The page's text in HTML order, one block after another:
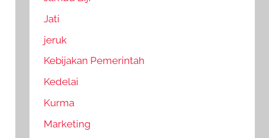
Jati
jeruk
Kebijakan Pemerintah
Kedelai
Kurma
Marketing